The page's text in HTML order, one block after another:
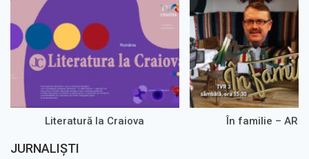
Literatură la Craiova În familie –
JURNALIȘTI